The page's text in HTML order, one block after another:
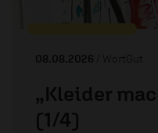
08.08.2026 / WortGut
„Kleider
(1/4)